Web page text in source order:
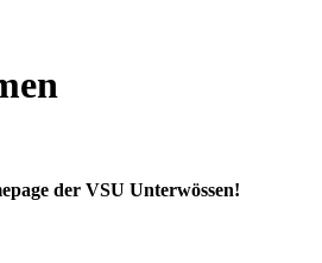
der VSU Unterwössen!